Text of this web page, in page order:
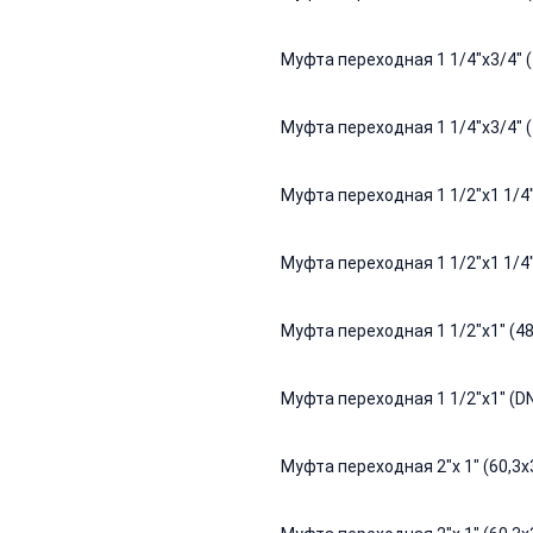
Муфта переходная 1 1/4"х3/4"
Муфта переходная 1 1/4"х3/4"
Муфта переходная 1 1/2"х1 1/
Муфта переходная 1 1/2"х1 1/
Муфта переходная 1 1/2"х1"
Муфта переходная 1 1/2"х1"
Муфта переходная 2"х 1"